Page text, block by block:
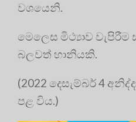
වශයෙනි.
මෙලෙස මිථ්‍යාව වැපිරීම
බලවත් හානියකි.
(2022 දෙසැම්බර් 4
පළ විය.)